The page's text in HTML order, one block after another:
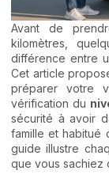
Avant de
kilomètres,
différence entre
Cet article
préparer votre
vérification du
sécurité à avoir
famille et habitué
guide illustre
que vous sachiez